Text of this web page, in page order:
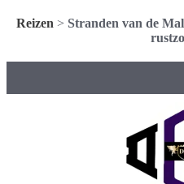
Reizen > Stranden van de